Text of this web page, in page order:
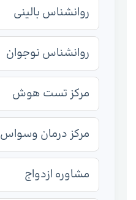
روانشناس بالینی
روانشناس نوجوان
مرکز تست هوش
مرکز درمان وسواس
مشاوره ازدواج